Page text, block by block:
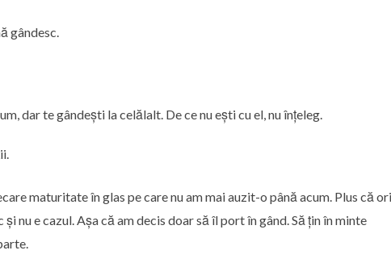
gândesc.
dar te gândești la celălalt. De ce nu ești cu el, nu înțeleg.
maturitate în glas pe care nu am mai auzit-o până acum. Plus că ori
nu e cazul. Așa că am decis doar să îl port în gând. Să țin în minte